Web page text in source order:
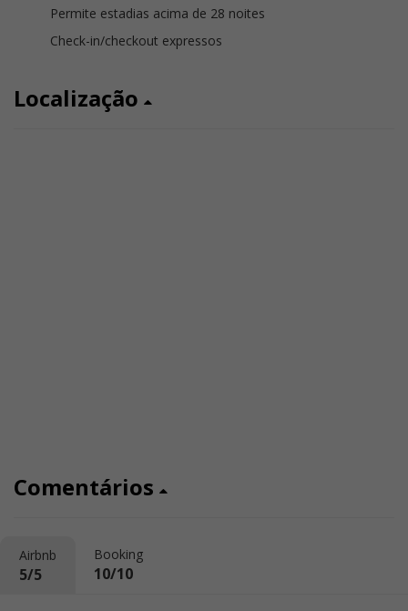
Permite estadias acima de 28 noites
Check-in/checkout expressos
Localização
Comentários
Airbnb
5/5
Booking
10/10